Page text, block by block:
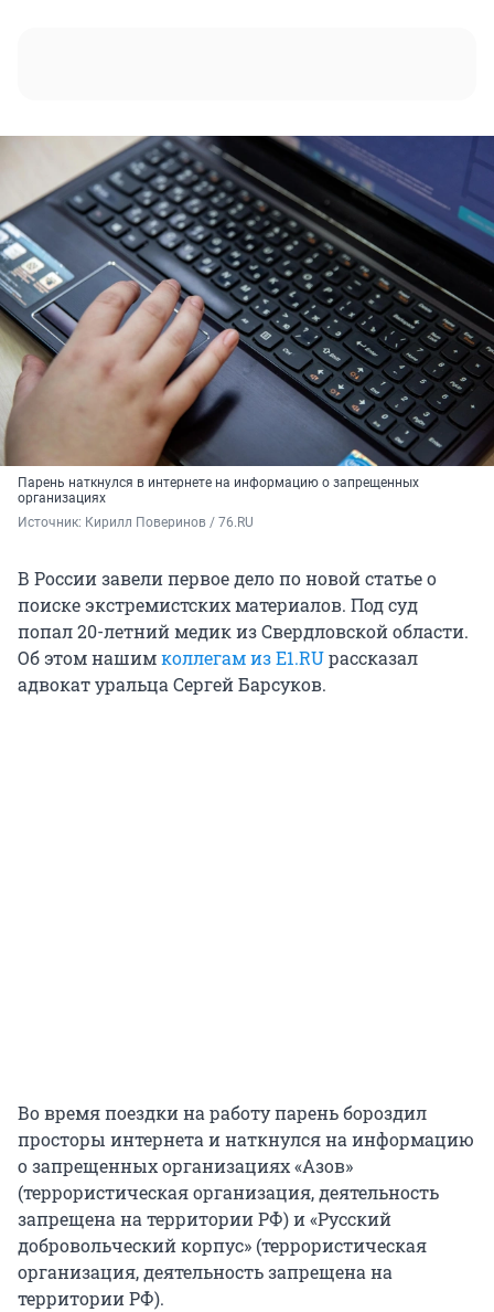
Парень наткнулся в интернете на информацию о запрещенных
организациях
Источник: Кирилл Поверинов / 76.RU
В России завели первое дело по новой статье о
поиске экстремистских материалов. Под суд
попал 20-летний медик из Свердловской области.
Об этом нашимколлегам из E1.RUрассказал
адвокат уральца Сергей Барсуков.
Во время поездки на работу парень бороздил
просторы интернета и наткнулся на информацию
о запрещенных организациях «Азов»
(террористическая организация, деятельность
запрещена на территории РФ) и «Русский
добровольческий корпус» (террористическая
организация, деятельность запрещена на
территории РФ).